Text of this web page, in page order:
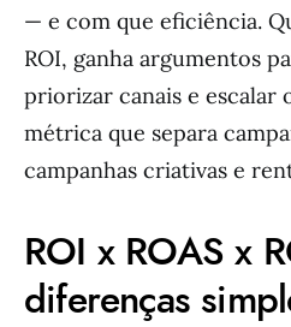
— e com que eficiência.
ROI, ganha argumentos
priorizar canais e escalar
métrica que separa
campanhas criativas e
ROI x ROAS x
diferenças